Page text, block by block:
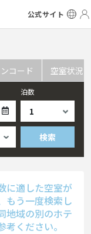
公式サイト
コード 空室状況
泊数
検索
に適した空室が
もう一度検索し
地域の別のホテ
ください。